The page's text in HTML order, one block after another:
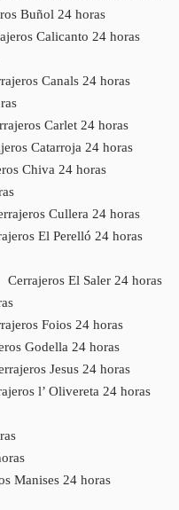
Buñol 24 horas
Calicanto 24 horas
Canals 24 horas
Carlet 24 horas
Catarroja 24 horas
Chiva 24 horas
Cullera 24 horas
El Perelló 24 horas
Cerrajeros El Saler 24 horas
Foios 24 horas
Godella 24 horas
Jesus 24 horas
l’ Olivereta 24 horas
Manises 24 horas